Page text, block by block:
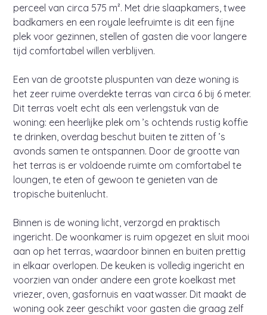
perceel van circa 575 m². Met drie slaapkamers, twee
badkamers en een royale leefruimte is dit een fijne
plek voor gezinnen, stellen of gasten die voor langere
tijd comfortabel willen verblijven.
Een van de grootste pluspunten van deze woning is
het zeer ruime overdekte terras van circa 6 bij 6 meter.
Dit terras voelt echt als een verlengstuk van de
woning: een heerlijke plek om ’s ochtends rustig koffie
te drinken, overdag beschut buiten te zitten of ’s
avonds samen te ontspannen. Door de grootte van
het terras is er voldoende ruimte om comfortabel te
loungen, te eten of gewoon te genieten van de
tropische buitenlucht.
Binnen is de woning licht, verzorgd en praktisch
ingericht. De woonkamer is ruim opgezet en sluit mooi
aan op het terras, waardoor binnen en buiten prettig
in elkaar overlopen. De keuken is volledig ingericht en
voorzien van onder andere een grote koelkast met
vriezer, oven, gasfornuis en vaatwasser. Dit maakt de
woning ook zeer geschikt voor gasten die graag zelf